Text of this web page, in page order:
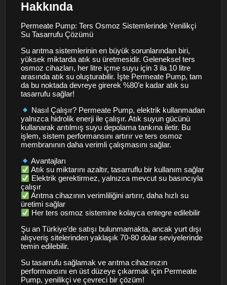
Hakkında
Permeate Pump: Ters Osmoz Sistemlerinde Yenilikçi
Su Tasarrufu Çözümü
Su arıtma sistemlerinin en büyük sorunlarından biri,
yüksek miktarda atık su üretmesidir. Geleneksel ters
osmoz cihazları, her litre içme suyu için 3 ila 10 litre
arasında atık su oluşturabilir. İşte Permeate Pump, tam
da bu noktada devreye girerek %80’e kadar atık su
tasarrufu sağlar!
Nasıl Çalışır? Permeate Pump, elektrik kullanmadan
yalnızca hidrolik enerji ile çalışır. Atık suyun gücünü
kullanarak arıtılmış suyu depolama tankına iletir. Bu
işlem, sistem performansını artırır ve ters osmoz
membranının daha verimli çalışmasını sağlar.
Avantajları
Atık su miktarını azaltır, tasarruflu bir kullanım sağlar
Elektrik gerektirmez, yalnızca mevcut su basıncıyla
çalışır
Arıtma cihazının verimliliğini artırır, daha hızlı su
üretimi sağlar
Her ters osmoz sistemine kolayca entegre edilebilir
Şu an Türkiye’de satışı bulunmamakta, ancak yurt dışı
alışveriş sitelerinden yaklaşık 70-80 dolar seviyelerinde
temin edilebilir.
Su tasarrufu sağlamak ve arıtma cihazınızın
performansını en üst düzeye çıkarmak için Permeate
Pump, yenilikçi ve çevreci bir çözüm!